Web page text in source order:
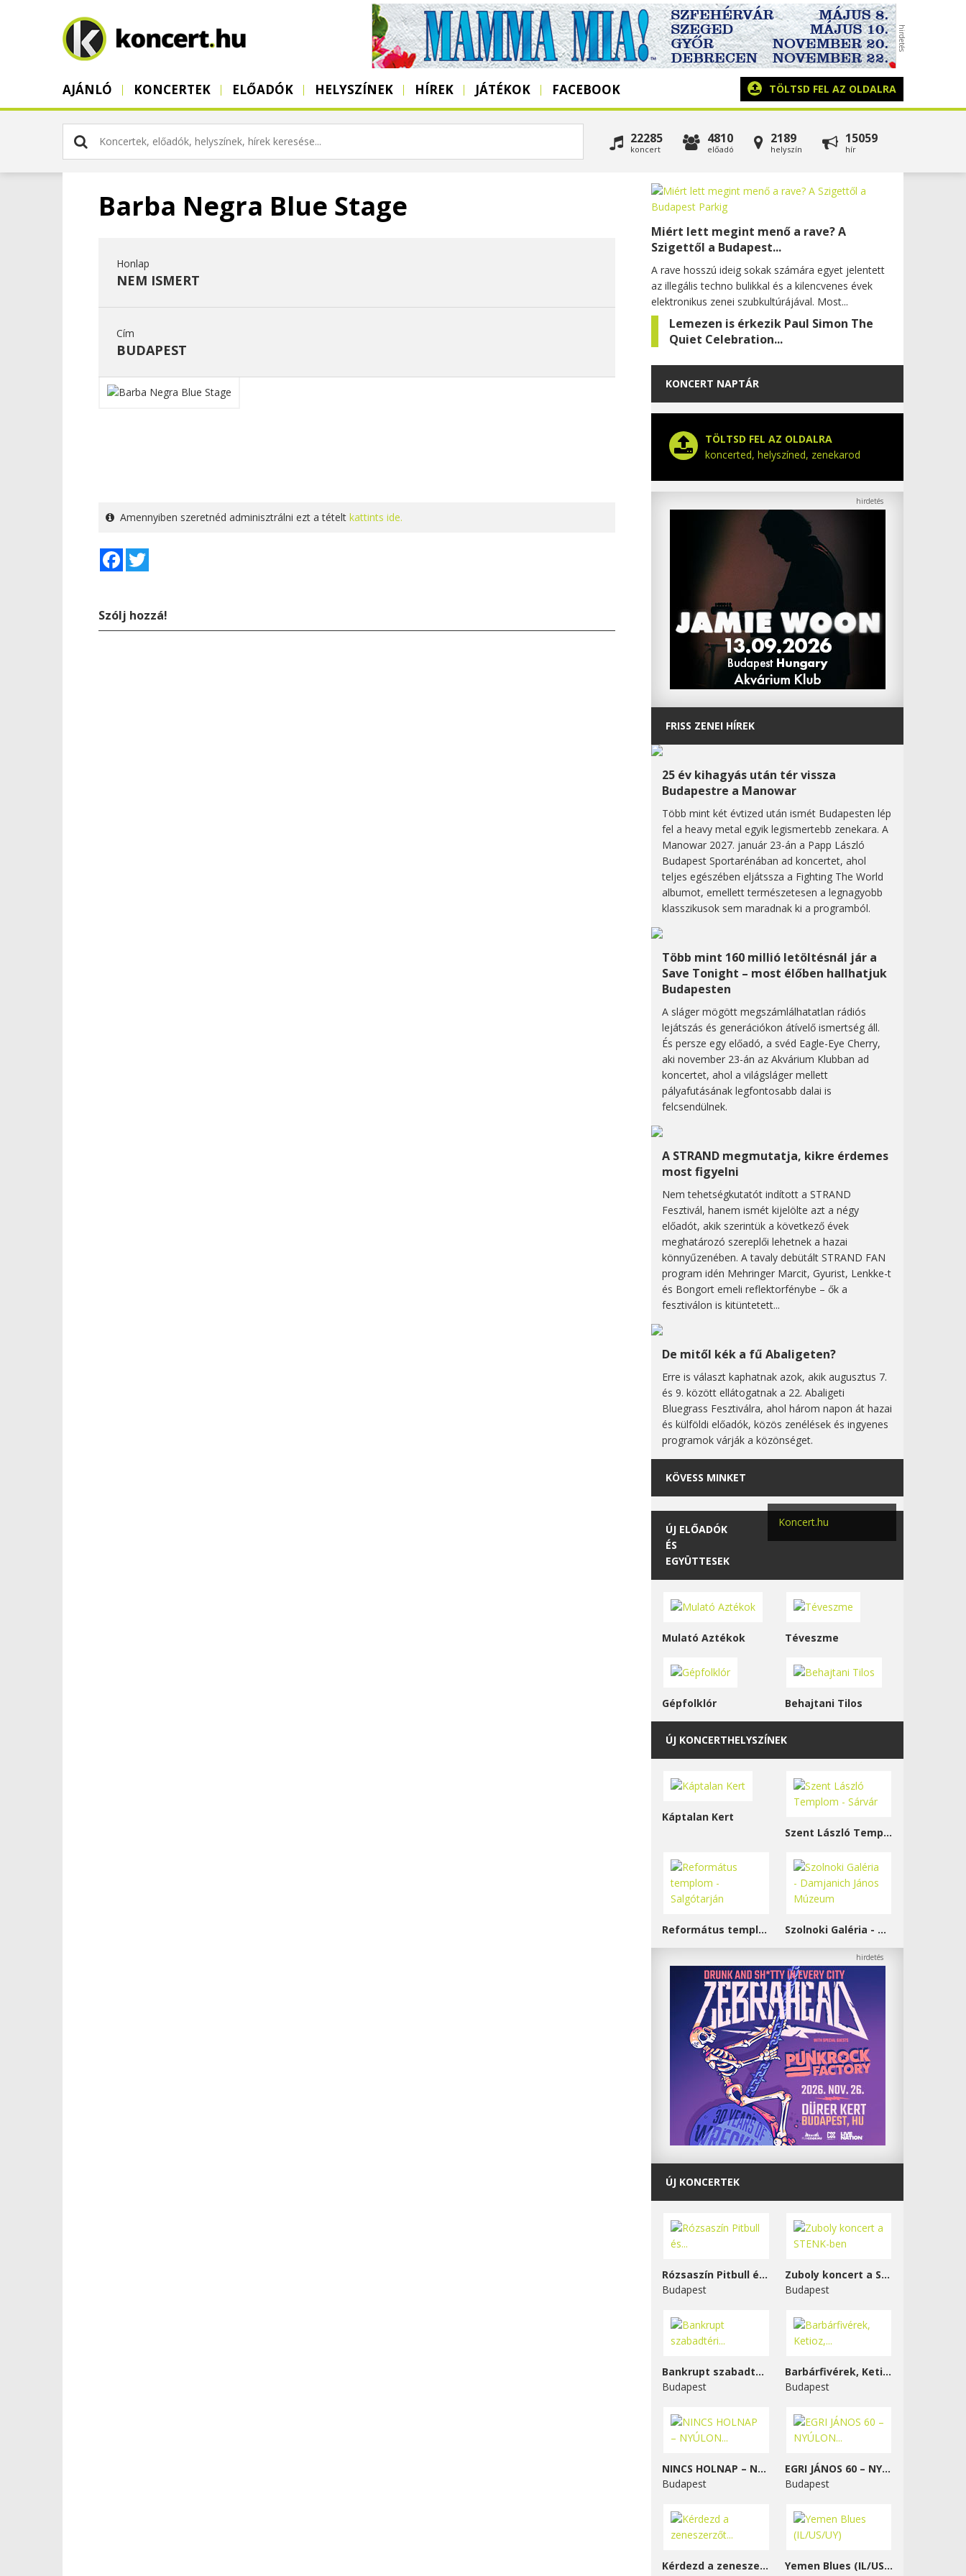
AJÁNLÓ KONCERTEK ELŐADÓK HELYSZÍNEK HÍREK JÁTÉKOK FACEBOOK TÖLTSD FEL AZ OLDALRA
22285
koncert
4810
előadó
2189
helyszín
15059
hír
Barba Negra Blue Stage
Honlap
NEM ISMERT
Cím
BUDAPEST
Amennyiben szeretnéd adminisztrálni ezt a tételt kattints ide.
Facebook
Szólj hozzá!
Miért lett megint menő a rave? A
Szigettől a Budapest...
A rave hosszú ideig sokak számára egyet jelentett
az illegális techno bulikkal és a kilencvenes évek
elektronikus zenei szubkultúrájával. Most...
Lemezen is érkezik Paul Simon The
Quiet Celebration...
KONCERT NAPTÁR
TÖLTSD FEL AZ OLDALRA
koncerted, helyszíned, zenekarod
FRISS ZENEI HÍREK
25 év kihagyás után tér vissza
Budapestre a Manowar
Több mint két évtized után ismét Budapesten lép
fel a heavy metal egyik legismertebb zenekara. A
Manowar 2027. január 23-án a Papp László
Budapest Sportarénában ad koncertet, ahol
teljes egészében eljátssza a Fighting The World
albumot, emellett természetesen a legnagyobb
klasszikusok sem maradnak ki a programból.
Több mint 160 millió letöltésnál jár a
Save Tonight – most élőben hallhatjuk
Budapesten
A sláger mögött megszámlálhatatlan rádiós
lejátszás és generációkon átívelő ismertség áll.
És persze egy előadó, a svéd Eagle-Eye Cherry,
aki november 23-án az Akvárium Klubban ad
koncertet, ahol a világsláger mellett
pályafutásának legfontosabb dalai is
felcsendülnek.
A STRAND megmutatja, kikre érdemes
most figyelni
Nem tehetségkutatót indított a STRAND
Fesztivál, hanem ismét kijelölte azt a négy
előadót, akik szerintük a következő évek
meghatározó szereplői lehetnek a hazai
könnyűzenében. A tavaly debütált STRAND FAN
program idén Mehringer Marcit, Gyurist, Lenkke-t
és Bongort emeli reflektorfénybe – ők a
fesztiválon is kitüntetett...
De mitől kék a fű Abaligeten?
Erre is választ kaphatnak azok, akik augusztus 7.
és 9. között ellátogatnak a 22. Abaligeti
Bluegrass Fesztiválra, ahol három napon át hazai
és külföldi előadók, közös zenélések és ingyenes
programok várják a közönséget.
KÖVESS MINKET
Koncert.hu
ÚJ ELŐADÓK
ÉS
EGYÜTTESEK
Mulató Aztékok Téveszme
Gépfolklór Behajtani Tilos
ÚJ KONCERTHELYSZÍNEK
Káptalan Kert
Szent László Templom - Sárvár
Református templom - Salgótarján Szolnoki Galéria - Damjanich János Múzeum
ÚJ KONCERTEK
Rózsaszín Pitbull és...
Budapest
Zuboly koncert a STENK-ben
Budapest
Bankrupt szabadtéri...
Budapest
Barbárfivérek, Ketioz,...
Budapest
NINCS HOLNAP – NYÚLON...
Budapest
EGRI JÁNOS 60 – NYÚLON...
Budapest
Kérdezd a zeneszerzőt...
Yemen Blues (IL/US/UY)